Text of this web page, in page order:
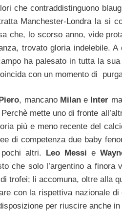
che contraddistinguono
Manchester-Londra la si
che, lo scorso anno, vide
trovato gloria indelebile.
ha palesato in tutta la
con un momento di
, mancano Milane Inter
mette uno di fronte
più e meno recente del
di competenza due baby
altri.
Leo Messie
che solo l’argentino a
trofei; li accomuna, oltre alla
con la rispettiva nazionale
per riuscire anche in